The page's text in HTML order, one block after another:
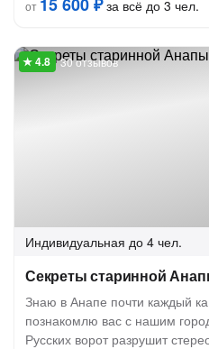
от за всё до 3 чел.
30 отзывов
Индивидуальная до 4 чел.
Секреты старинной
Знаю в Анапе почти каждый
познакомлю вас с нашим
Русских ворот разрушит